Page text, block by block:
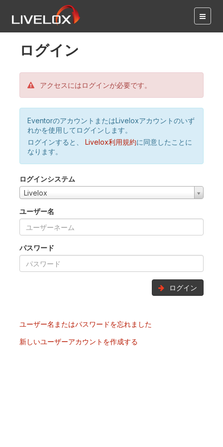
ログイン
アクセスにはログインが必要です。
EventorのアカウントまたはLiveloxアカウントのいず
れかを使用してログインします。
ログインすると、
Livelox利用規約に同意したことに
なります。
ログインシステム
Livelox
ユーザー名
パスワード
ログイン
ユーザー名またはパスワードを忘れました
新しいユーザーアカウントを作成する